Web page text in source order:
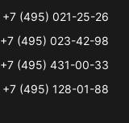
+7 (495) 021-25-26
+7 (495) 023-42-98
+7 (495) 431-00-33
+7 (495) 128-01-88